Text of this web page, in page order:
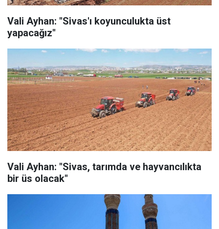
Vali Ayhan: "Sivas'ı koyunculukta üst
yapacağız"
Vali Ayhan: "Sivas, tarımda ve hayvancılıkta
bir üs olacak"